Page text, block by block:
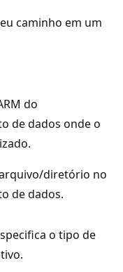
caminho em um
do
de dados onde o
diretório no
de dados.
o tipo de